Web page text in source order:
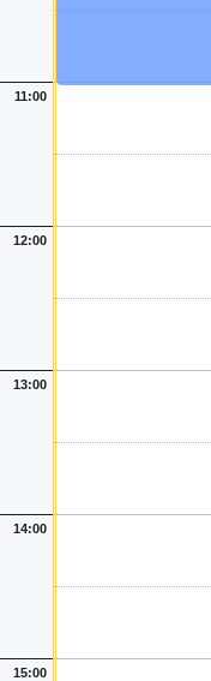
11:00
12:00
13:00
14:00
15:00